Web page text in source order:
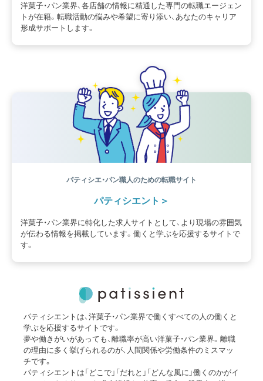
洋菓子・パン業界、各店舗の情報に精通した専門の転職エージェン
トが在籍。転職活動の悩みや希望に寄り添い、あなたのキャリア
形成サポートします。
パティシエ・パン職人のための転職サイト
パティシエント
洋菓子・パン業界に特化した求人サイトとして、より現場の雰囲気
が伝わる情報を掲載しています。働くと学ぶを応援するサイトで
す。
パティシエントは、洋菓子・パン業界で働くすべての人の働くと
学ぶを応援するサイトです。
夢や働きがいがあっても、離職率が高い洋菓子・パン業界。離職
の理由に多く挙げられるのが、人間関係や労働条件のミスマッ
チです。
パティシエントは「どこで」「だれと」「どんな風に」働くのかがイ